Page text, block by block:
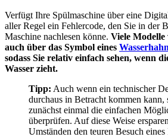
Verfügt Ihre Spülmaschine über eine
aller Regel ein Fehlercode, den Sie in der
Maschine nachlesen könne. Viele
auch über das Symbol eines
sodass Sie relativ einfach sehen, wenn
Wasser zieht.
Tipp: Auch wenn ein technischer
durchaus in Betracht kommen kann,
zunächst einmal die einfachen
überprüfen. Auf diese Weise
Umständen den teuren Besuch eines